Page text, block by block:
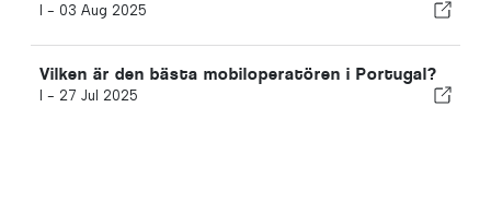
I - 03 Aug 2025
Vilken är den bästa mobiloperatören i Portugal?
I - 27 Jul 2025